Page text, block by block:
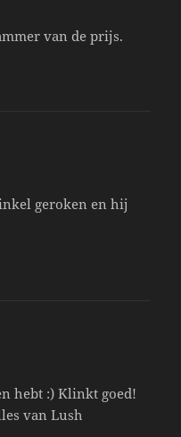
van de prijs.
geroken en hij
hebt :) Klinkt goed!
van Lush